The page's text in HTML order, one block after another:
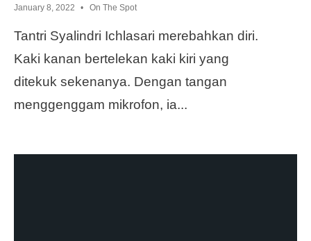
January 8, 2022 • On The Spot
Tantri Syalindri Ichlasari merebahkan diri.
Kaki kanan bertelekan kaki kiri yang
ditekuk sekenanya. Dengan tangan
menggenggam mikrofon, ia...